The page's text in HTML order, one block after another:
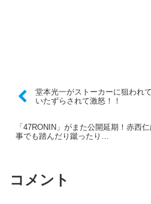
堂本光一がストーカーに狙われ
いたずらされて激怒！！
「47RONIN」がまた公開延期！赤西
事でも踏んだり蹴ったり…
コメント